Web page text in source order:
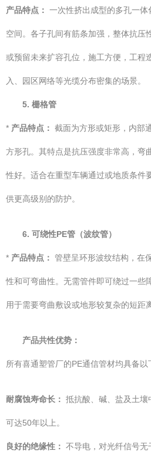
产品特点： 一次性挤出成型的多孔一
空间。各子孔间有筋条加强，整体抗压
或预留未来扩容孔位，施工方便，工程
入、园区网络等光缆分布密集的场景。
5. 栅格管
* 产品特点： 截面为方形或矩形，内部
方形孔。其特点是抗压强度非常高，弯
性好。适合在重型车辆通过或地质条件
供更高级别的防护。
6. 可绕性PE管（波纹管）
* 产品特点： 管壁呈环形波纹结构，在
性和可弯曲性。无需管件即可绕过一些
用于需要弯曲敷设或地形较复杂的短距
产品共性优势：
所有喜通塑管厂的PE通信管材均具备以
耐腐蚀寿命长： 抵抗酸、碱、盐及土
可达50年以上。
良好的绝缘性： 不导电，对光纤信号无